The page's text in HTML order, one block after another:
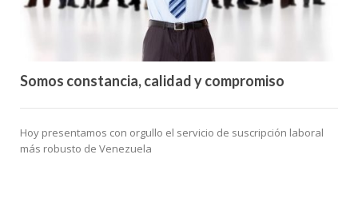
Somos constancia, calidad y compromiso
Hoy presentamos con orgullo el servicio de suscripción laboral
más robusto de Venezuela